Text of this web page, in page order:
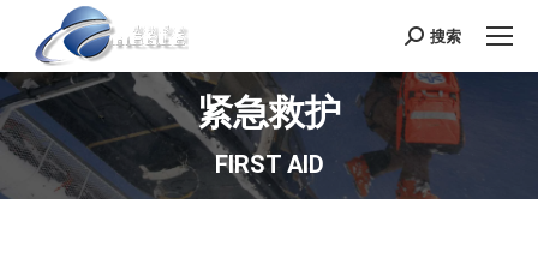
Search:
搜索
紧急救护
FIRST AID